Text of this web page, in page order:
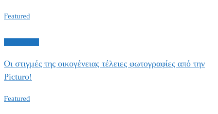
Featured
Οι στιγμές της οικογένειας τέλειες φωτογραφίες από την
Picturo!
Featured